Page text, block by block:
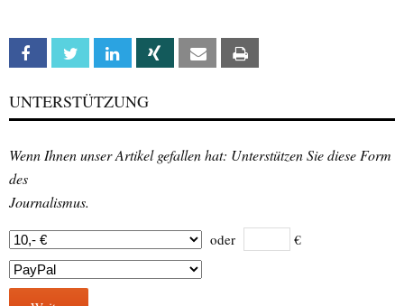
Facebook Twitter Linkedin Xing Email
UNTERSTÜTZUNG
Wenn Ihnen unser Artikel gefallen hat: Unterstützen Sie diese Form
des
Journalismus.
oder €